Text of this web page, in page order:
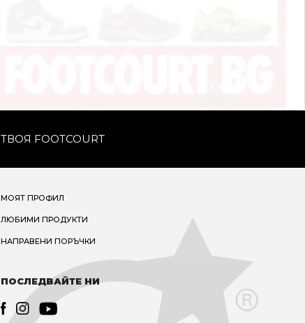
ТВОЯ FOOTCOURT
МОЯТ ПРОФИЛ
ЛЮБИМИ ПРОДУКТИ
НАПРАВЕНИ ПОРЪЧКИ
ПОСЛЕДВАЙТЕ НИ